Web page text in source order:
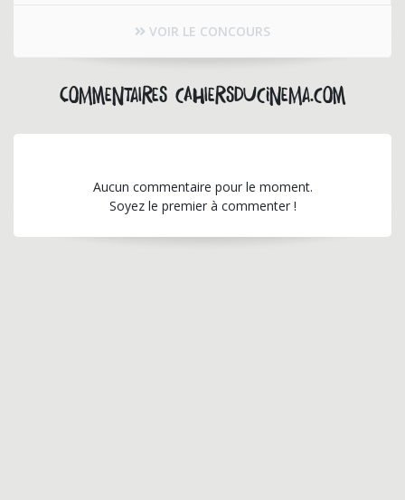
VOIR LE CONCOURS
Commentaires cahiersducinema.com
Aucun commentaire pour le moment.
Soyez le premier à commenter !